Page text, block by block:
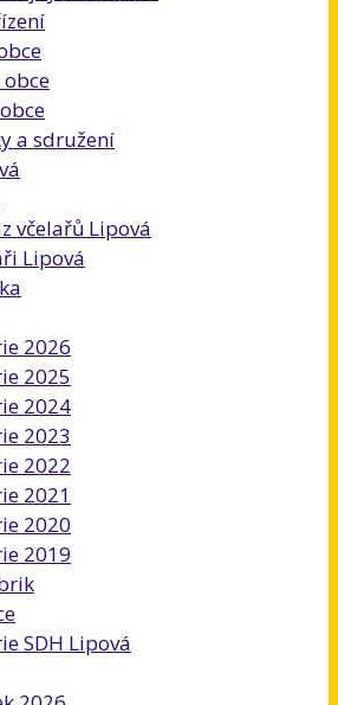
a sdružení
včelařů Lipová
Lipová
2026
2025
2024
2023
2022
2021
2020
2019
SDH Lipová